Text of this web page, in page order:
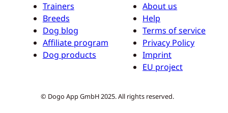
Trainers
Breeds
Dog blog
Affiliate program
Dog products
About us
Help
Terms of service
Privacy Policy
Imprint
EU project
© Dogo App GmbH 2025. All rights reserved.